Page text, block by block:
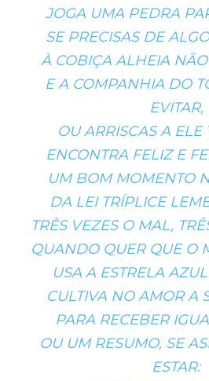
JOGA UMA PEDRA
SE PRECISAS DE
À COBIÇA ALHEIA
E A COMPANHIA DO
EVITAR,
OU ARRISCAS A ELE
ENCONTRA FELIZ E
UM BOM MOMENTO
DA LEI TRÍPLICE
TRÊS VEZES O MAL,
QUANDO QUER QUE O
USA A ESTRELA
CULTIVA NO AMOR A
PARA RECEBER
OU UM RESUMO, SE
ESTAR: